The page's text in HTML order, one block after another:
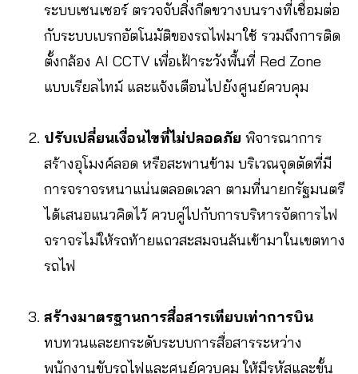
ระบบเซนเซอร์ ตรวจจับสิ่งกีดขวางบนรางที่เชื่อมต่อ
กับระบบเบรกอัตโนมัติของรถไฟมาใช้ รวมถึงการติด
ตั้งกล้อง AI CCTV เพื่อเฝ้าระวังพื้นที่ Red Zone
แบบเรียลไทม์ และแจ้งเตือนไปยังศูนย์ควบคุม
ปรับเปลี่ยนเงื่อนไขที่ไม่ปลอดภัย พิจารณาการ
สร้างอุโมงค์ลอด หรือสะพานข้าม บริเวณจุดตัดที่มี
การจราจรหนาแน่นตลอดเวลา ตามที่นายกรัฐมนตรี
ได้เสนอแนวคิดไว้ ควบคู่ไปกับการบริหารจัดการไฟ
จราจรไม่ให้รถท้ายแถวสะสมจนล้นเข้ามาในเขตทาง
รถไฟ
สร้างมาตรฐานการสื่อสารเทียบเท่าการบิน
ทบทวนและยกระดับระบบการสื่อสารระหว่าง
พนักงานขับรถไฟและศูนย์ควบคุม ให้มีรหัสและขั้น